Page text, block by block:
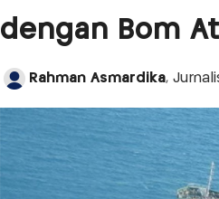
dengan Bom
Rahman Asmardika,